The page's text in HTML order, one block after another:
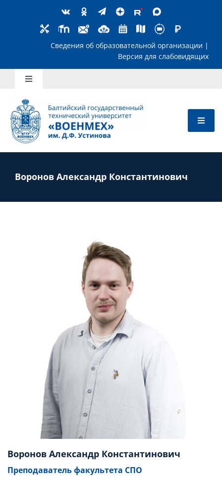
Сведения об образовательной
Toggle
Школьникам
Абитуриентам
Преподавателям
Воронов Александр Константинович
Воронов Александр Константинович
Преподаватель факультета СПО